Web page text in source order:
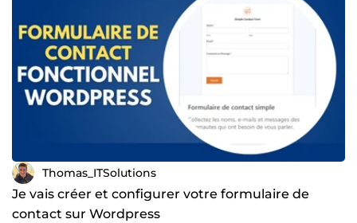
Thomas_ITSolutions
Je vais créer et configurer votre formulaire de
contact sur Wordpress